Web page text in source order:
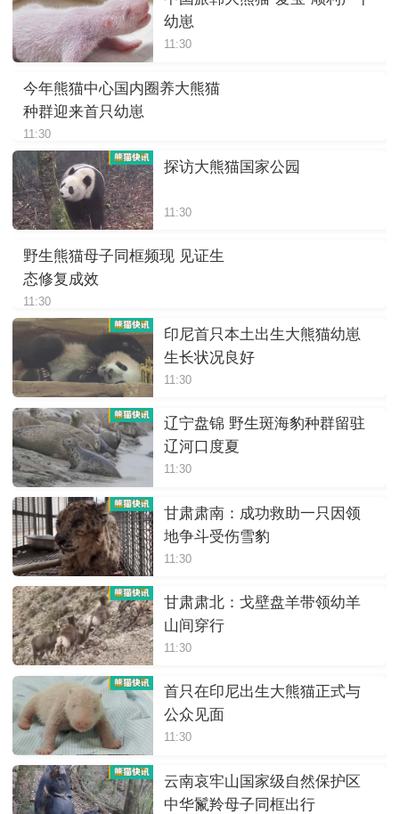
幼崽
11:30
今年熊猫中心国内圈养大熊猫
种群迎来首只幼崽
11:30
探访大熊猫国家公园
11:30
野生熊猫母子同框频现 见证生
态修复成效
11:30
印尼首只本土出生大熊猫幼崽
生长状况良好
11:30
辽宁盘锦 野生斑海豹种群留驻
辽河口度夏
11:30
甘肃肃南：成功救助一只因领
地争斗受伤雪豹
11:30
甘肃肃北：戈壁盘羊带领幼羊
山间穿行
11:30
首只在印尼出生大熊猫正式与
公众见面
11:30
云南哀牢山国家级自然保护区
中华鬣羚母子同框出行